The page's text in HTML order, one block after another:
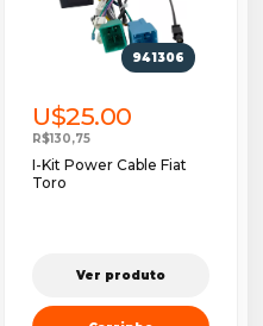
941306
U$25.00
R$130,75
I-Kit Power Cable Fiat
Toro
Ver produto